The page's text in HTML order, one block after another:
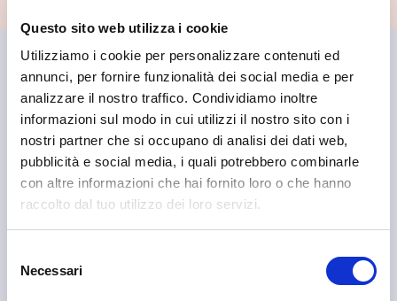
Questo sito web utilizza i cookie
Utilizziamo i cookie per personalizzare contenuti ed
annunci, per fornire funzionalità dei social media e per
analizzare il nostro traffico. Condividiamo inoltre
informazioni sul modo in cui utilizzi il nostro sito con i
nostri partner che si occupano di analisi dei dati web,
pubblicità e social media, i quali potrebbero combinarle
con altre informazioni che hai fornito loro o che hanno
raccolto dal tuo utilizzo dei loro servizi.
delNecessari
🤝 Partner di fiducia scelti
da noi